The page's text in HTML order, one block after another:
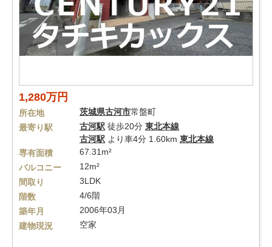
1,280万円
所在地 茨城県古河市常盤町
最寄り駅
古河駅 徒歩20分 東北本線
古河駅 より車4分 1.60km 東北本線
専有面積
67.31m²
バルコニー
12m²
間取り
3LDK
階数
4/6階
築年月
2006年03月
建物現況
空家